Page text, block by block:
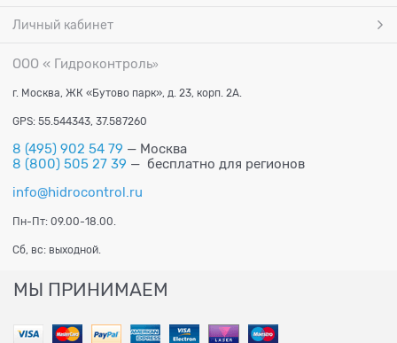
Личный кабинет
ООО « Гидроконтроль»
г. Москва, ЖК «Бутово парк», д. 23, корп. 2А.
GPS: 55.544343, 37.587260
8 (495) 902 54 79 — Москва
8 (800) 505 27 39 — бесплатно для регионов
info@hidrocontrol.ru
Пн-Пт: 09.00-18.00.
Сб, вс: выходной.
МЫ ПРИНИМАЕМ